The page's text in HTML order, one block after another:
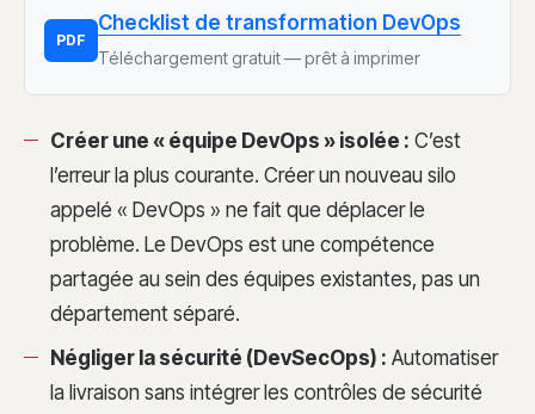
PDF
Checklist de transformation DevOps
Téléchargement gratuit — prêt à imprimer
Créer une « équipe DevOps » isolée : C’est
l’erreur la plus courante. Créer un nouveau silo
appelé « DevOps » ne fait que déplacer le
problème. Le DevOps est une compétence
partagée au sein des équipes existantes, pas un
département séparé.
Négliger la sécurité (DevSecOps) : Automatiser
la livraison sans intégrer les contrôles de sécurité